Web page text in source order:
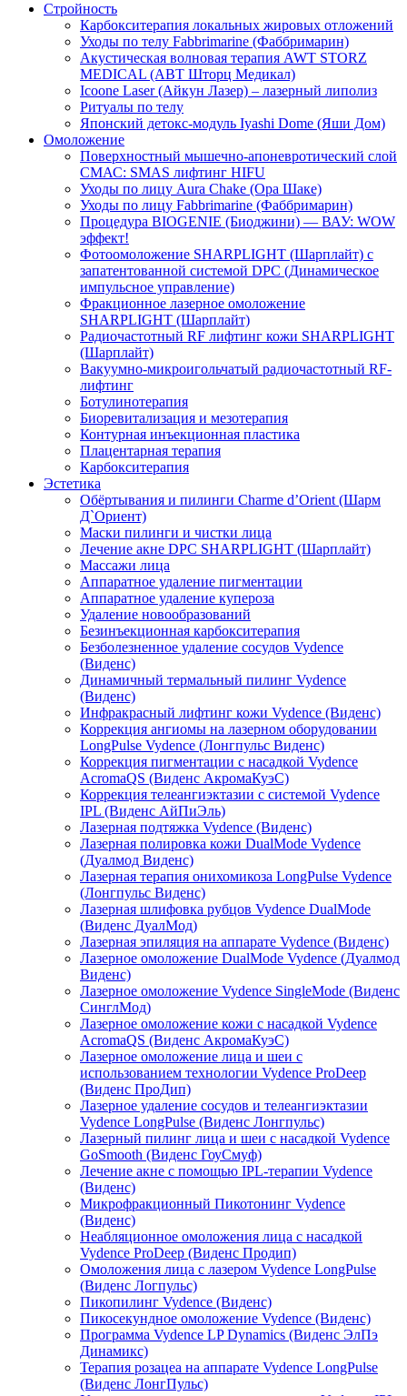
Стройность
Карбокситерапия локальных жировых отложений
Уходы по телу Fabbrimarine (Фаббримарин)
Акустическая волновая терапия AWT STORZ
MEDICAL (АВТ Шторц Медикал)
Icoone Laser (Айкун Лазер) – лазерный липолиз
Ритуалы по телу
Японский детокс-модуль Iyashi Dome (Яши Дом)
Омоложение
Поверхностный мышечно-апоневротический слой
СМАС: SMAS лифтинг HIFU
Уходы по лицу Aura Chake (Ора Шаке)
Уходы по лицу Fabbrimarine (Фаббримарин)
Процедура BIOGENIE (Биоджини) — ВАУ: WOW
эффект!
Фотоомоложение SHARPLIGHT (Шарплайт) с
запатентованной системой DPC (Динамическое
импульсное управление)
Фракционное лазерное омоложение
SHARPLIGHT (Шарплайт)
Радиочастотный RF лифтинг кожи SHARPLIGHT
(Шарплайт)
Вакуумно-микроигольчатый радиочастотный RF-
лифтинг
Ботулинотерапия
Биоревитализация и мезотерапия
Контурная инъекционная пластика
Плацентарная терапия
Карбокситерапия
Эстетика
Обёртывания и пилинги Сharme d’Orient (Шарм
Д`Ориент)
Маски пилинги и чистки лица
Лечение акне DPC SHARPLIGHT (Шарплайт)
Массажи лица
Аппаратное удаление пигментации
Аппаратное удаление купероза
Удаление новообразований
Безинъекционная карбокситерапия
Безболезненное удаление сосудов Vydence
(Виденс)
Динамичный термальный пилинг Vydence
(Виденс)
Инфракрасный лифтинг кожи Vydence (Виденс)
Коррекция ангиомы на лазерном оборудовании
LongPulse Vydence (Лонгпульс Виденс)
Коррекция пигментации с насадкой Vydence
АcromaQS (Виденс АкромаКуэС)
Коррекция телеангиэктазии с системой Vydence
IPL (Виденс АйПиЭль)
Лазерная подтяжка Vydence (Виденс)
Лазерная полировка кожи DualMode Vydence
(Дуалмод Виденс)
Лазерная терапия онихомикоза LongPulse Vydence
(Лонгпульс Виденс)
Лазерная шлифовка рубцов Vydence DualMode
(Виденс ДуалМод)
Лазерная эпиляция на аппарате Vydence (Виденс)
Лазерное омоложение DualMode Vydence (Дуалмод
Виденс)
Лазерное омоложение Vydence SingleMode (Виденс
СинглМод)
Лазерное омоложение кожи с насадкой Vydence
АcromaQS (Виденс АкромаКуэС)
Лазерное омоложение лица и шеи с
использованием технологии Vydence ProDeep
(Виденс ПроДип)
Лазерное удаление сосудов и телеангиэктазии
Vydence LongPulse (Виденс Лонгпульс)
Лазерный пилинг лица и шеи с насадкой Vydence
GoSmooth (Виденс ГоуСмуф)
Лечение акне с помощью IPL-терапии Vydence
(Виденс)
Микрофракционный Пикотонинг Vydence
(Виденс)
Неабляционное омоложения лица с насадкой
Vydence ProDeep (Виденс Продип)
Омоложения лица с лазером Vydence LongPulse
(Виденс Логпульс)
Пикопилинг Vydence (Виденс)
Пикосекундное омоложение Vydence (Виденс)
Программа Vydence LP Dynamics (Виденс ЭлПэ
Динамикс)
Терапия розацеа на аппарате Vydence LongPulse
(Виденс ЛонгПульс)